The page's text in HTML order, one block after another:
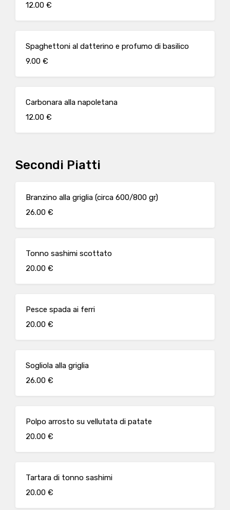
12.00 €
Spaghettoni al datterino e profumo di basilico
9.00 €
Carbonara alla napoletana
12.00 €
Secondi Piatti
Branzino alla griglia (circa 600/800 gr)
26.00 €
Tonno sashimi scottato
20.00 €
Pesce spada ai ferri
20.00 €
Sogliola alla griglia
26.00 €
Polpo arrosto su vellutata di patate
20.00 €
Tartara di tonno sashimi
20.00 €